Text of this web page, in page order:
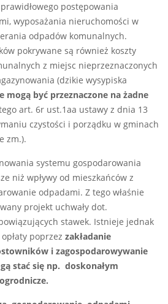
postępowania
wyposażania nieruchomości w
odpadów komunalnych.
pokrywane są również koszty
z miejsc nieprzeznaczonych
(dzikie wysypiska
mogą być przeznaczone na żadne
art. 6r ust.1aa ustawy z dnia 13
czystości i porządku w gminach
zm.).
systemu gospodarowania
niż wpływy od mieszkańców z
odpadami. Z tego właśnie
projekt uchwały dot.
stawek. Istnieje jednak
poprzez zakładanie
i zagospodarowywanie
stać się np. doskonałym